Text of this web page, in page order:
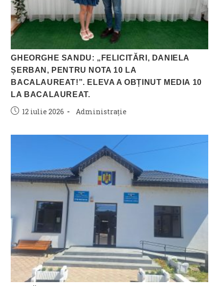
GHEORGHE SANDU: „FELICITĂRI, DANIELA
ȘERBAN, PENTRU NOTA 10 LA
BACALAUREAT!”. ELEVA A OBȚINUT MEDIA 10
LA BACALAUREAT.
Post12 iulie 2026
Post
Administrație